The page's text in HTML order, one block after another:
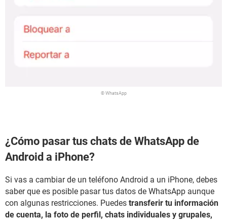
© WhatsApp
¿Cómo pasar tus chats de WhatsApp de
Android a iPhone?
Si vas a cambiar de un teléfono Android a un iPhone, debes
saber que es posible pasar tus datos de WhatsApp aunque
con algunas restricciones. Puedes transferir tu información
de cuenta, la foto de perfil, chats individuales y grupales,